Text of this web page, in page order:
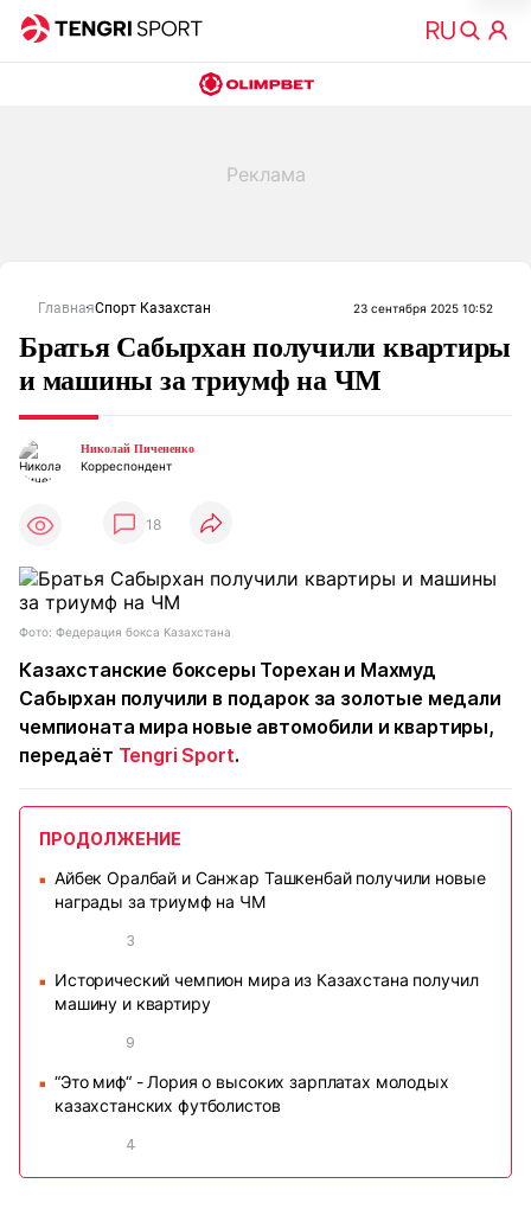
ГлавнаяСпорт Казахстан 23 сентября 2025 10:52
Братья Сабырхан получили квартиры
и машины за триумф на ЧМ
Николай Пичененко
Корреспондент
18
Фото: Федерация бокса Казахстана
Казахстанские боксеры Торехан и Махмуд
Сабырхан получили в подарок за золотые медали
чемпионата мира новые автомобили и квартиры,
передаёт Tengri Sport.
ПРОДОЛЖЕНИЕ
■
Айбек Оралбай и Санжар Ташкенбай получили новые
награды за триумф на ЧМ
3
■
Исторический чемпион мира из Казахстана получил
машину и квартиру
9
■
“Это миф“ - Лория о высоких зарплатах молодых
казахстанских футболистов
4